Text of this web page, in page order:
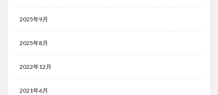
2025年9月
2025年8月
2022年12月
2021年6月